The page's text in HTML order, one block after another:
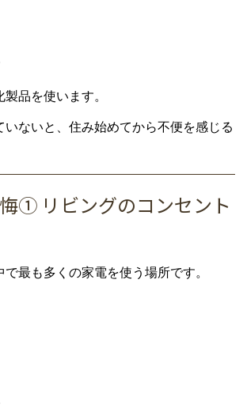
品を使います。
いないと、住み始めてから不便を感じる
① リビングのコンセント
で最も多くの家電を使う場所です。